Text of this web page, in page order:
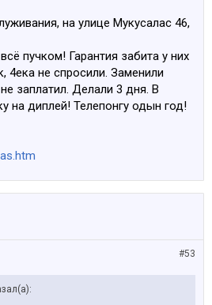
на улице Мукусалас 46,
пучком! Гарантия забита у них
4ека не спросили. Заменили
заплатил. Делали 3 дня. В
на диплей! Телепонгу одын год!
#53